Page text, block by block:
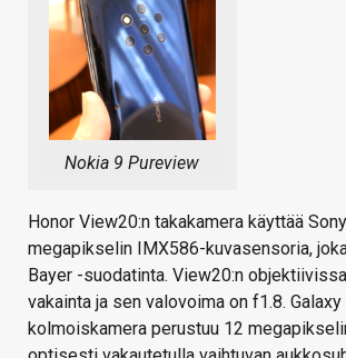
Nokia 9 Pureview
Honor View20:n takakamera käyttää
megapikselin IMX586-kuvasensoria,
Bayer -suodatinta. View20:n
vakainta ja sen valovoima on f1.8. Galaxy
kolmoiskamera perustuu 12